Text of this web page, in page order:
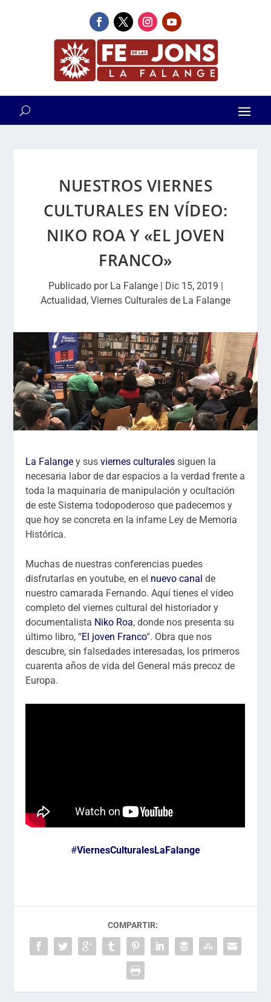
NUESTROS VIERNES
CULTURALES EN VÍDEO:
NIKO ROA Y «EL JOVEN
FRANCO»
Publicado por La Falange| Dic 15, 2019 |
Actualidad, Viernes Culturales de La Falange
La Falange y susviernes culturales siguen la
necesaria labor de dar espacios a la verdad frente a
toda la maquinaria de manipulación y ocultación
de este Sistema todopoderoso que padecemos y
que hoy se concreta en la infame Ley de Memoria
Histórica.
Muchas de nuestras conferencias puedes
disfrutarlas en youtube, en el nuevo canal de
nuestro camarada Fernando. Aquí tienes el vídeo
completo del viernes cultural del historiador y
documentalista Niko Roa, donde nos presenta su
último libro, “El joven Franco“. Obra que nos
descubre, sin falsedades interesadas, los primeros
cuarenta años de vida del General más precoz de
Europa.
#ViernesCulturalesLaFalange
COMPARTIR: